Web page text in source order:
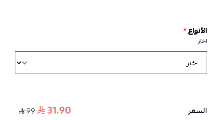
الأنواع*
اختر
السعر 31.90
99